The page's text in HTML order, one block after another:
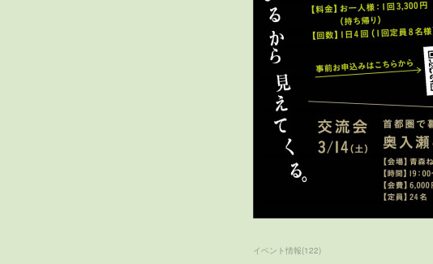
イベント情報(122)